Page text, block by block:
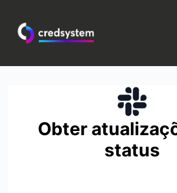
Obter
status